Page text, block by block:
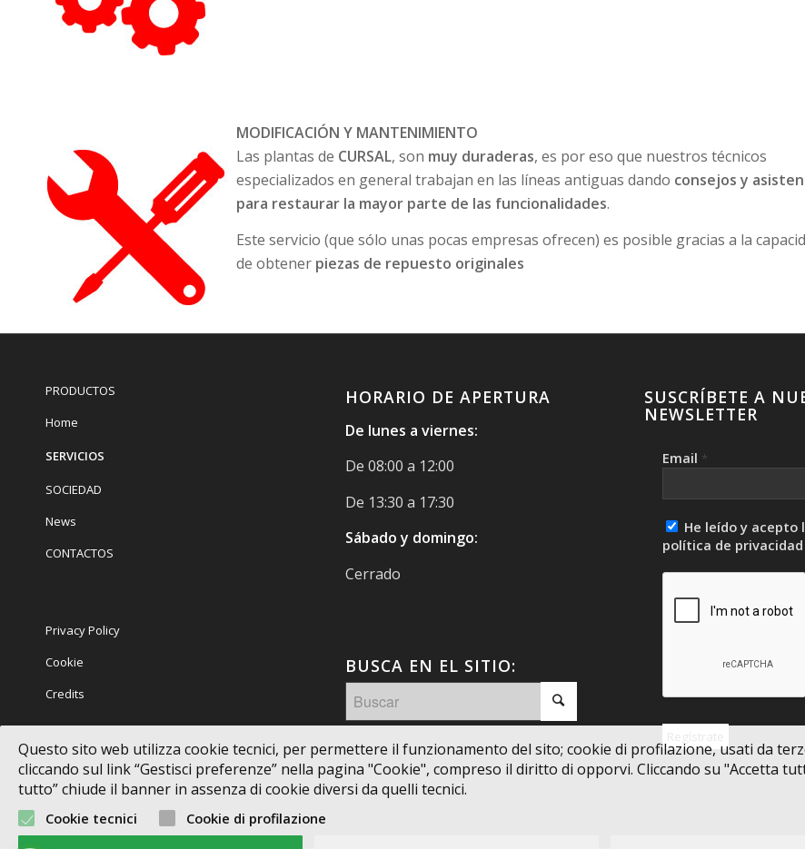
MODIFICACIÓN Y MANTENIMIENTO
Las plantas de CURSAL, son muy duraderas, es por eso que nuestros técnicos
especializados en general trabajan en las líneas antiguas dando consejos y
para restaurar la mayor parte de las funcionalidades.
Este servicio (que sólo unas pocas empresas ofrecen) es posible gracias a la
de obtener piezas de repuesto originales
PRODUCTOS
Home
SERVICIOS
SOCIEDAD
News
CONTACTOS
Privacy Policy
Cookie
Credits
HORARIO DE APERTURA
De lunes a viernes:
De 08:00 a 12:00
De 13:30 a 17:30
Sábado y domingo:
Cerrado
BUSCA EN EL SITIO:
SUSCRÍBETE A
NEWSLETTER
Email *
He leído y acepto
política de privacidad
Questo sito web utilizza cookie tecnici, per permettere il funzionamento del sito; cookie di profilazione, usati da
cliccando sul link “Gestisci preferenze” nella pagina "Cookie", compreso il diritto di opporvi. Cliccando su "Accetta
tutto” chiude il banner in assenza di cookie diversi da quelli tecnici.
Cookie tecnici Cookie di profilazione